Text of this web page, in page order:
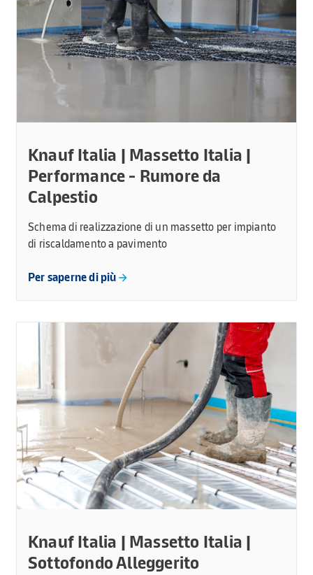
Knauf Italia | Massetto Italia |
Performance - Rumore da
Calpestio
Schema di realizzazione di un massetto per impianto
di riscaldamento a pavimento
Per saperne di più
Knauf Italia | Massetto Italia |
Sottofondo Alleggerito